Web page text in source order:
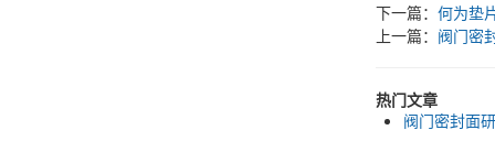
下一篇： 何为垫
上一篇： 阀门密
热门文章
阀门密封面